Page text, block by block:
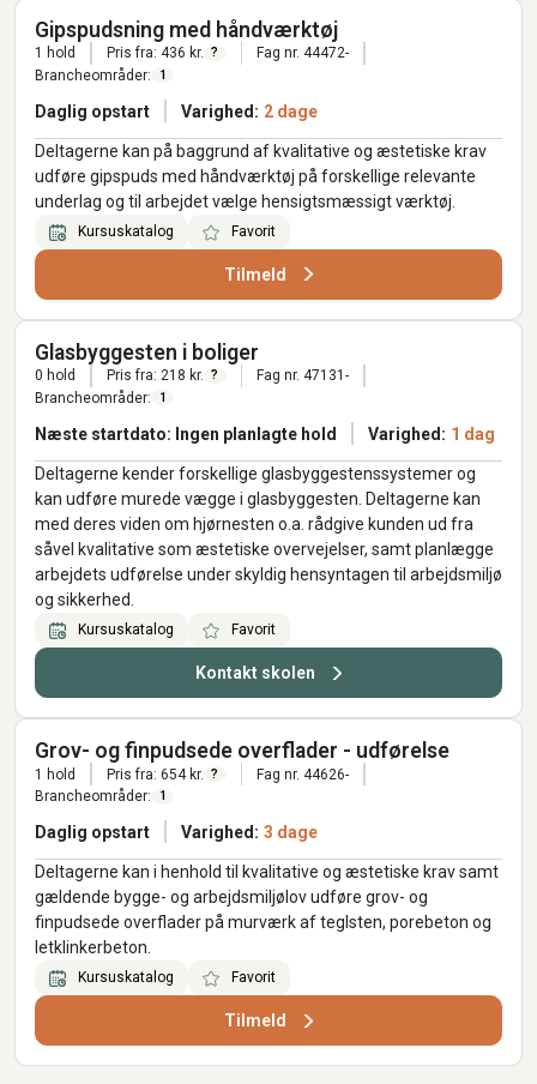
Gipspudsning med håndværktøj
1 hold Pris fra: 436 kr. ?
Fag nr. 44472-
Brancheområder:
1
Daglig opstart Varighed: 2 dage
Deltagerne kan på baggrund af kvalitative og æstetiske krav
udføre gipspuds med håndværktøj på forskellige relevante
underlag og til arbejdet vælge hensigtsmæssigt værktøj.
Kursuskatalog Favorit
Tilmeld
Glasbyggesten i boliger
0 hold Pris fra: 218 kr. ?
Fag nr. 47131-
Brancheområder:
1
Næste startdato: Ingen planlagte hold Varighed: 1 dag
Deltagerne kender forskellige glasbyggestenssystemer og
kan udføre murede vægge i glasbyggesten. Deltagerne kan
med deres viden om hjørnesten o.a. rådgive kunden ud fra
såvel kvalitative som æstetiske overvejelser, samt planlægge
arbejdets udførelse under skyldig hensyntagen til arbejdsmiljø
og sikkerhed.
Kursuskatalog Favorit
Kontakt skolen
Grov- og finpudsede overflader - udførelse
1 hold Pris fra: 654 kr. ?
Fag nr. 44626-
Brancheområder:
1
Daglig opstart Varighed: 3 dage
Deltagerne kan i henhold til kvalitative og æstetiske krav samt
gældende bygge- og arbejdsmiljølov udføre grov- og
finpudsede overflader på murværk af teglsten, porebeton og
letklinkerbeton.
Kursuskatalog Favorit
Tilmeld